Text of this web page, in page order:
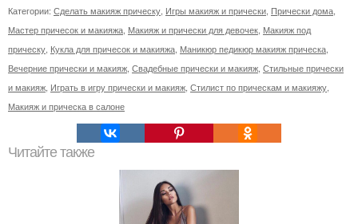
Категории: Сделать макияж прическу Игры макияж и прически Прически дома
Мастер причесок и макияжа Макияж и прически для девочек Макияж под
прическу Кукла для причесок и макияжа Маникюр педикюр макияж прическа
Вечерние прически и макияж Свадебные прически и макияж Стильные прически
и макияж Играть в игру прически и макияж Стилист по прическам и макияжу
Макияж и прическа в салоне
Читайте также